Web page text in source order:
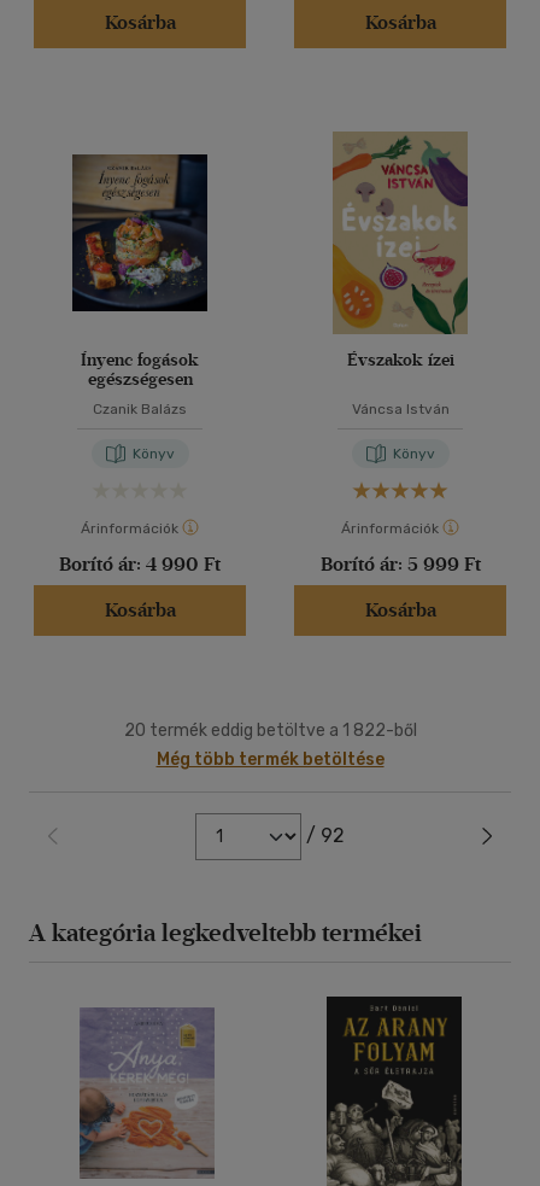
Kosárba
Kosárba
Ínyenc fogások
egészségesen
Czanik Balázs
Könyv
Árinformációk
Borító ár: 4 990 Ft
Kosárba
Évszakok ízei
Váncsa István
Könyv
Árinformációk
Borító ár: 5 999 Ft
Kosárba
20 termék eddig betöltve a 1 822-ből
Még több termék betöltése
/ 92
A kategória legkedveltebb termékei